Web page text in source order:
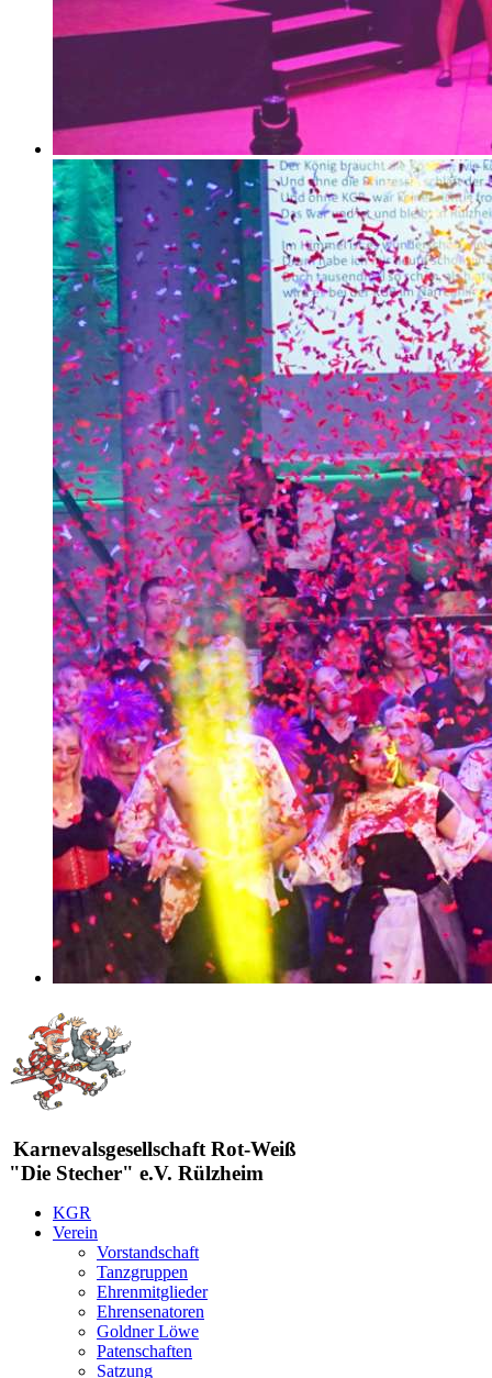
Karnevalsgesellschaft Rot-Weiß
"Die Stecher" e.V. Rülzheim
KGR
Verein
Vorstandschaft
Tanzgruppen
Ehrenmitglieder
Ehrensenatoren
Goldner Löwe
Patenschaften
Satzung